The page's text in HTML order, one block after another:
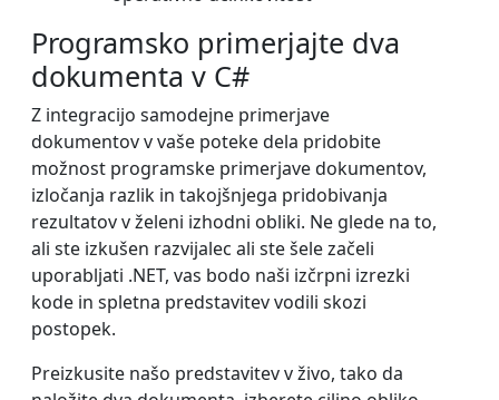
Programsko primerjajte dva
dokumenta v C#
Z integracijo samodejne primerjave
dokumentov v vaše poteke dela pridobite
možnost programske primerjave dokumentov,
izločanja razlik in takojšnjega pridobivanja
rezultatov v želeni izhodni obliki. Ne glede na to,
ali ste izkušen razvijalec ali ste šele začeli
uporabljati .NET, vas bodo naši izčrpni izrezki
kode in spletna predstavitev vodili skozi
postopek.
Preizkusite našo predstavitev v živo, tako da